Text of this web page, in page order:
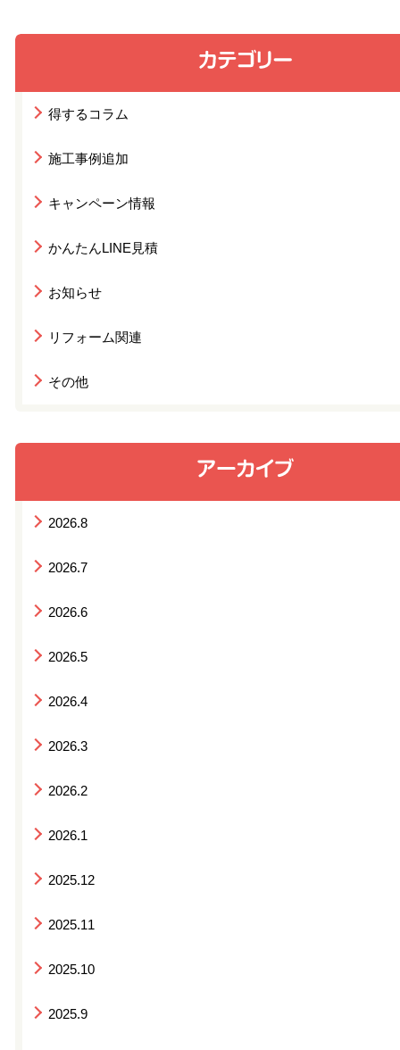
得するコラム
施工事例追加
キャンペーン情報
かんたんLINE見積
お知らせ
リフォーム関連
その他
2026.8
2026.7
2026.6
2026.5
2026.4
2026.3
2026.2
2026.1
2025.12
2025.11
2025.10
2025.9